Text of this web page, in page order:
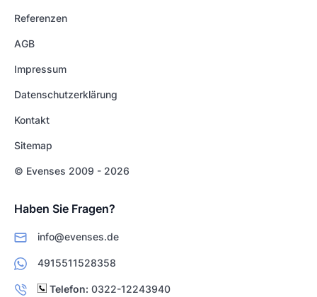
Referenzen
AGB
Impressum
Datenschutzerklärung
Kontakt
Sitemap
© Evenses 2009 - 2026
Haben Sie Fragen?
info@evenses.de
4915511528358
Telefon: 0322-12243940